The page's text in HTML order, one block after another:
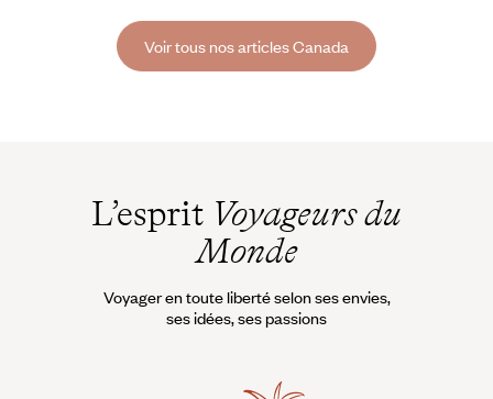
Coal Harbour, à la fois au bord de l’eau et en plein cœur de la ville, où
règne une étonnante tranquillité.Voir tous nos articles Canada
L’esprit Voyageurs du
Monde
Voyager en toute liberté selon ses envies,
ses idées, ses passions